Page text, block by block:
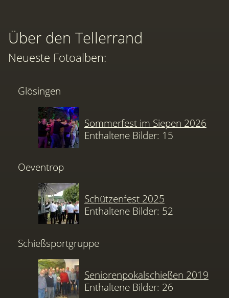
Über den Tellerrand
Neueste Fotoalben:
Glösingen
Sommerfest im Siepen 2026
Enthaltene Bilder: 15
Oeventrop
Schützenfest 2025
Enthaltene Bilder: 52
Schießsportgruppe
Seniorenpokalschießen 2019
Enthaltene Bilder: 26